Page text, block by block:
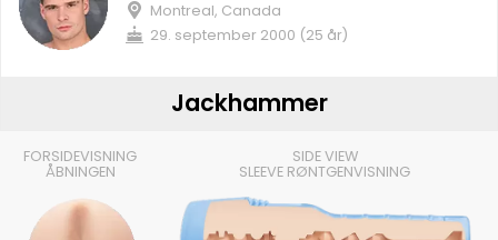
FORSIDEVISNING
ÅBNINGEN
SIDE VIEW
SLEEVE RØNTGENVISNING
Montreal, Canada
29. september 2000 (25 år)
Jackhammer